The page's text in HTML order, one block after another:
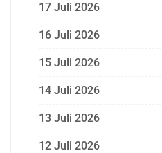
17 Juli 2026
16 Juli 2026
15 Juli 2026
14 Juli 2026
13 Juli 2026
12 Juli 2026